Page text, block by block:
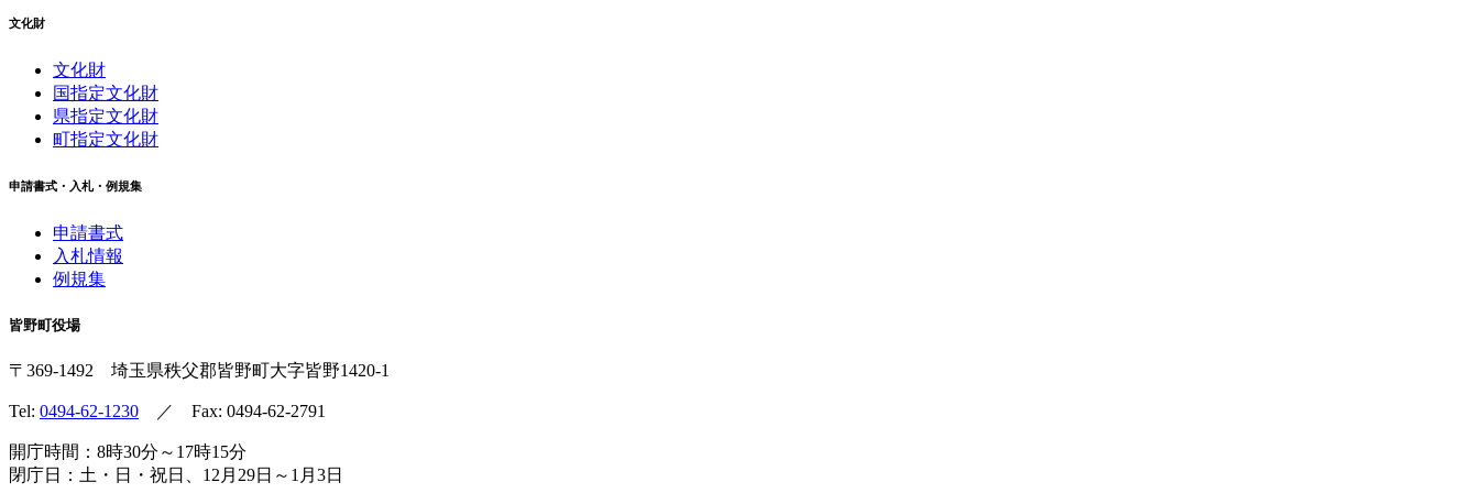
文化財
文化財
国指定文化財
県指定文化財
町指定文化財
申請書式・入札・例規集
申請書式
入札情報
例規集
皆野町役場
〒369-1492 埼玉県秩父郡皆野町 大字皆野1420-1
Tel: 0494-62-1230 ／ Fax: 0494-62-2791
開庁時間：8時30分～17時15分
閉庁日：土・日・祝日、12月29日～1月3日